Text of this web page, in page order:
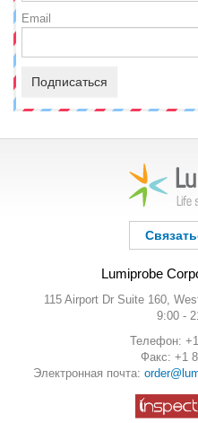
Email
Подписаться
Lumiprobe
115 Airport Dr Suite 160,
9:00 -
Телефон:
Факс: +1
Электронная почта: